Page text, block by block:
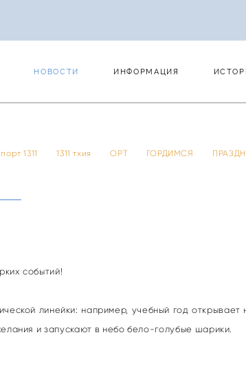
НОВОСТИ ИНФОРМАЦИЯ
1311 1311 тхия ОРТ ГОРДИМСЯ
событий!
линейки: например, учебный год открывает
и запускают в небо бело-голубые шарики.